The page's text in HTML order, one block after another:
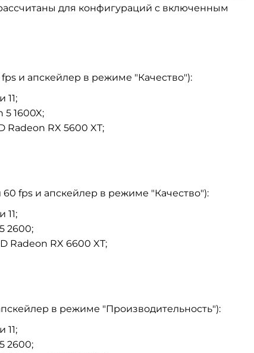
для конфигураций с включенным
и апскейлер в режиме "Качество"):
11;
1600X;
Radeon RX 5600 XT;
fps и апскейлер в режиме "Качество"):
11;
2600;
Radeon RX 6600 XT;
в режиме "Производительность"):
11;
2600;